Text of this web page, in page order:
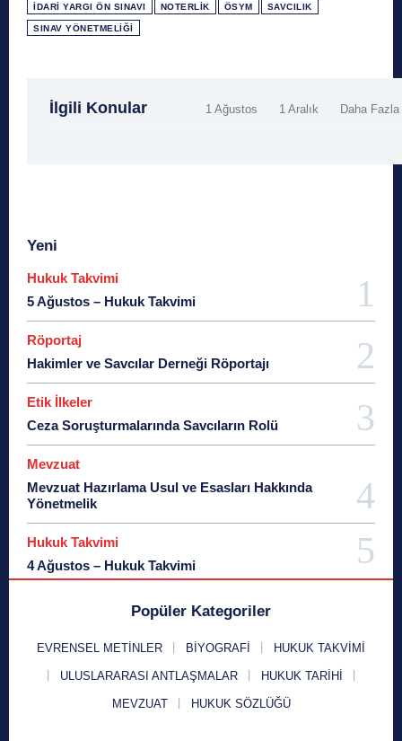
İDARI YARGI ÖN SINAVI NOTERLIK ÖSYM SAVCILIK
SINAV YÖNETMELIĞI
İlgili Konular 1 Ağustos 1 Aralık Daha Fazla
Yeni
Hukuk Takvimi
5 Ağustos – Hukuk Takvimi
Röportaj
Hakimler ve Savcılar Derneği Röportajı
Etik İlkeler
Ceza Soruşturmalarında Savcıların Rolü
Mevzuat
Mevzuat Hazırlama Usul ve Esasları Hakkında
Yönetmelik
Hukuk Takvimi
4 Ağustos – Hukuk Takvimi
Popüler Kategoriler
EVRENSEL METINLER BIYOGRAFI HUKUK TAKVIMI
ULUSLARARASI ANTLAŞMALAR HUKUK TARIHI
MEVZUAT HUKUK SÖZLÜĞÜ